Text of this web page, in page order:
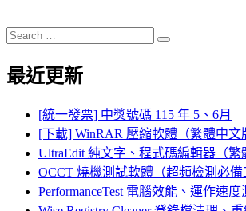
Search
for:
Search
最近更新
[統一發票] 中獎號碼 115 年 5、6月
[下載] WinRAR 壓縮軟體（繁體中文
UltraEdit 純文字、程式碼編輯器（繁
OCCT 燒機測試軟體（超頻檢測必備
PerformanceTest 電腦效能、運作速